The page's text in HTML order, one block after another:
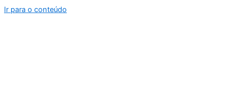
Ir para o conteúdo